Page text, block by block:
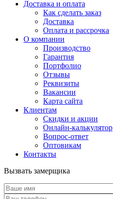
Доставка и оплата
Как сделать заказ
Доставка
Оплата и рассрочка
О компании
Производство
Гарантия
Портфолио
Отзывы
Реквизиты
Вакансии
Карта сайта
Клиентам
Скидки и акции
Онлайн-калькулятор
Вопрос-ответ
Оптовикам
Контакты
Вызвать замерщика